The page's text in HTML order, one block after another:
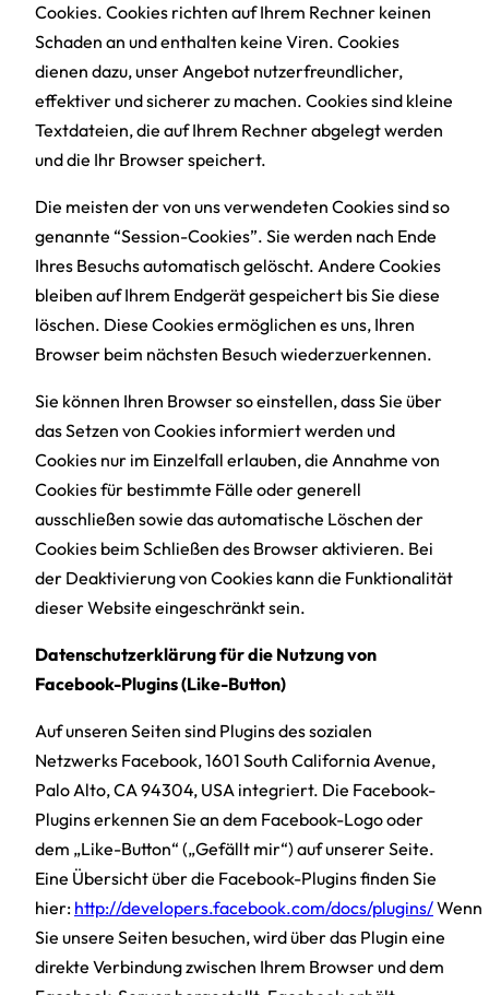
Cookies. Cookies richten auf Ihrem Rechner keinen
Schaden an und enthalten keine Viren. Cookies
dienen dazu, unser Angebot nutzerfreundlicher,
effektiver und sicherer zu machen. Cookies sind kleine
Textdateien, die auf Ihrem Rechner abgelegt werden
und die Ihr Browser speichert.
Die meisten der von uns verwendeten Cookies sind so
genannte “Session-Cookies”. Sie werden nach Ende
Ihres Besuchs automatisch gelöscht. Andere Cookies
bleiben auf Ihrem Endgerät gespeichert bis Sie diese
löschen. Diese Cookies ermöglichen es uns, Ihren
Browser beim nächsten Besuch wiederzuerkennen.
Sie können Ihren Browser so einstellen, dass Sie über
das Setzen von Cookies informiert werden und
Cookies nur im Einzelfall erlauben, die Annahme von
Cookies für bestimmte Fälle oder generell
ausschließen sowie das automatische Löschen der
Cookies beim Schließen des Browser aktivieren. Bei
der Deaktivierung von Cookies kann die Funktionalität
dieser Website eingeschränkt sein.
Datenschutzerklärung für die Nutzung von
Facebook-Plugins (Like-Button)
Auf unseren Seiten sind Plugins des sozialen
Netzwerks Facebook, 1601 South California Avenue,
Palo Alto, CA 94304, USA integriert. Die Facebook-
Plugins erkennen Sie an dem Facebook-Logo oder
dem „Like-Button“ („Gefällt mir“) auf unserer Seite.
Eine Übersicht über die Facebook-Plugins finden Sie
hier: http://developers.facebook.com/docs/plugins/Wenn
Sie unsere Seiten besuchen, wird über das Plugin eine
direkte Verbindung zwischen Ihrem Browser und dem